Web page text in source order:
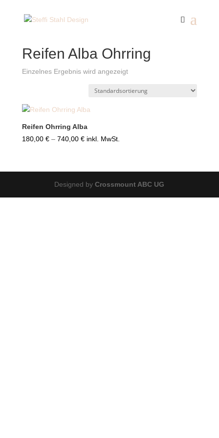
Reifen Alba Ohrring
Einzelnes Ergebnis wird angezeigt
Reifen Ohrring Alba
180,00 € – 740,00 €Preisspanne:
740,00 €
inkl. MwSt.
Designed byCrossmount ABC UG